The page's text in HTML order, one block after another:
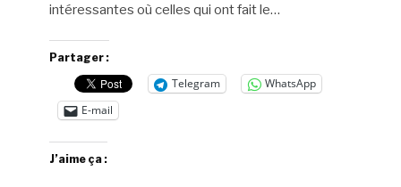
intéressantes où celles qui ont fait le…
Partager :
Telegram
WhatsApp
E-mail
J’aime ça :